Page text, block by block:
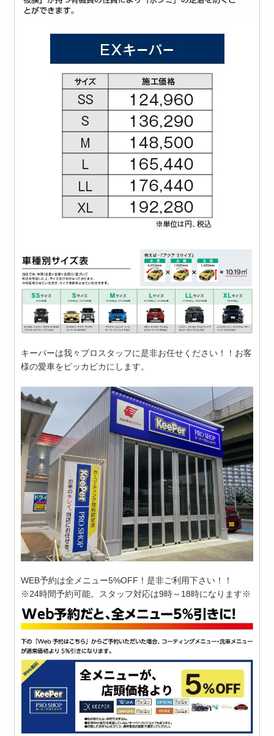
キーパーは我々プロスタッフに是非お任せください！！お客
様の愛車をピッカピカにします。
WEB予約は全メニュー5%OFF！是非ご利用下さい！！
※24時間予約可能。スタッフ対応は9時～18時になります※